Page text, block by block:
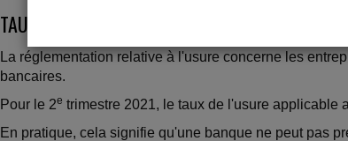
TAUX DE L'USURE AU 1
La réglementation relative à l'usure concerne les
bancaires.
Pour le 2e trimestre 2021, le taux de l'usure applicable
En pratique, cela signifie qu'une banque ne peut pas